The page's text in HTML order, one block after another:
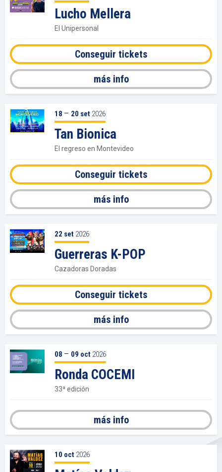
Lucho Mellera
El Unipersonal
Conseguir tickets
más info
18 – 20 set 2026
Tan Bionica
El regreso en Montevideo
Conseguir tickets
más info
22 set 2026
Guerreras K-POP
Cazadoras Doradas
Conseguir tickets
más info
08 – 09 oct 2026
Ronda COCEMI
33ª edición
más info
10 oct 2026